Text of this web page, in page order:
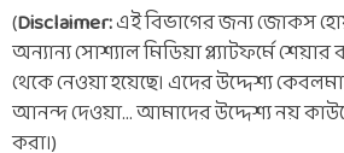
(Disclaimer:এই বিভাগের জন্য জোকস
অন্যান্য সোশ্যাল মিডিয়া প্ল্যাটফর্মে
থেকে নেওয়া হয়েছে। এদের উদ্দেশ্য
আনন্দ দেওয়া… আমাদের উদ্দেশ্য নয়
করা।)